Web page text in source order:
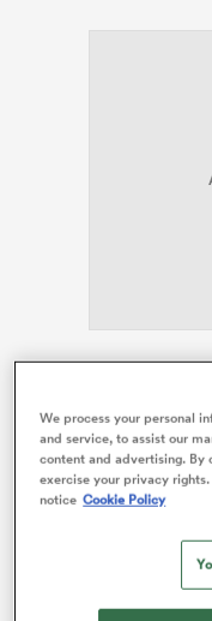
Toutes
We process your personal
and service, to assist our
content and advertising. By
exercise your privacy
notice Cookie Policy